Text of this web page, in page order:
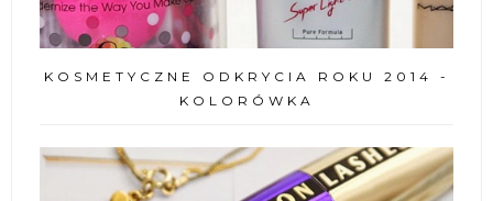
KOSMETYCZNE ODKRYCIA ROKU 2014 -
KOLORÓWKA